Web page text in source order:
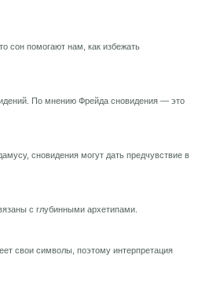
сон помогают нам, как избежать
По мнению Фрейда сновидения — это
сновидения могут дать предчувствие в
с глубинными архетипами.
свои символы, поэтому интерпретация